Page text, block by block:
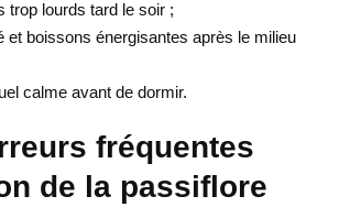
trop lourds tard le soir ;
et boissons énergisantes après le milieu
calme avant de dormir.
fréquentes
de la passiflore